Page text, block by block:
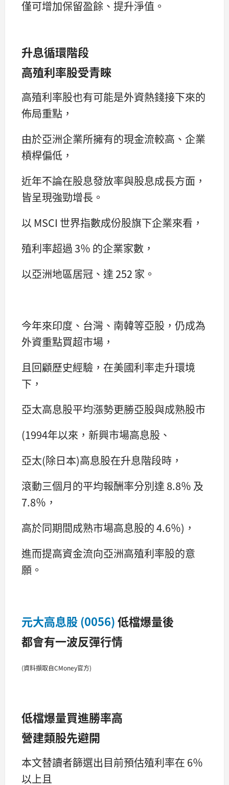
僅可增加保留盈餘、提升淨值。
升息循環階段
高殖利率股受青睞
高殖利率股也有可能是外資熱錢接下來的
佈局重點，
由於亞洲企業所擁有的現金流較高、企業
槓桿偏低，
近年不論在股息發放率與股息成長方面，
皆呈現強勁增長。
以 MSCI 世界指數成份股旗下企業來看，
殖利率超過 3％ 的企業家數，
以亞洲地區居冠、達 252 家。
今年來印度、台灣、南韓等亞股，仍成為
外資重點買超市場，
且回顧歷史經驗，在美國利率走升環境
下，
亞太高息股平均漲勢更勝亞股與成熟股市
(1994年以來，新興市場高息股、
亞太(除日本)高息股在升息階段時，
滾動三個月的平均報酬率分別達 8.8％ 及
7.8％，
高於同期間成熟市場高息股的 4.6％)，
進而提高資金流向亞洲高殖利率股的意
願。
元大高息股 (0056)低檔爆量後
都會有一波反彈行情
(資料擷取自CMoney官方)
低檔爆量買進勝率高
營建類股先避開
本文替讀者篩選出目前預估殖利率在 6％
以上且